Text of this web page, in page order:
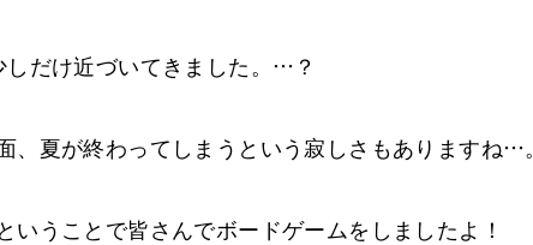
だけ近づいてきました。…？
夏が終わってしまうという寂しさもありますね…。
うことで皆さんでボードゲームをしましたよ！